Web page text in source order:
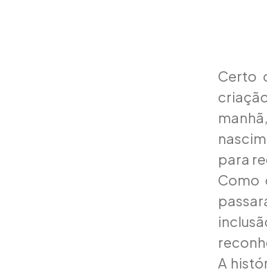
Certo
para
Como
A